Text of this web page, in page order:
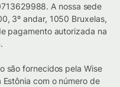
A nossa sede
3º andar, 1050 Bruxelas,
pagamento autorizada na
são fornecidos pela Wise
com o número de